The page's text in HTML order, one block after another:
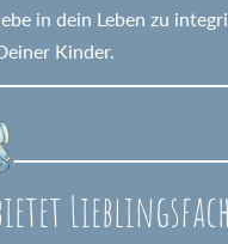
in dein Leben zu
Kinder.